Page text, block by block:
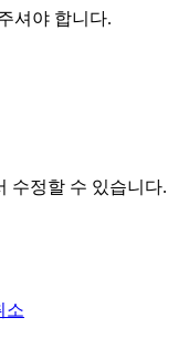
셔야 합니다.
수정할 수 있습니다.
소